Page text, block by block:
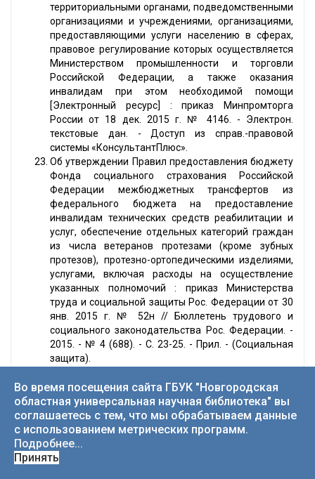
территориальными органами, подведомственными
организациями и учреждениями, организациями,
предоставляющими услуги населению в сферах,
правовое регулирование которых осуществляется
Министерством промышленности и торговли
Российской Федерации, а также оказания
инвалидам при этом необходимой помощи
[Электронный ресурс] : приказ Минпромторга
России от 18 дек. 2015 г. № 4146. - Электрон.
текстовые дан. - Доступ из справ.-правовой
системы «КонсультантПлюс».
Об утверждении Правил предоставления бюджету
Фонда социального страхования Российской
Федерации межбюджетных трансфертов из
федерального бюджета на предоставление
инвалидам технических средств реабилитации и
услуг, обеспечение отдельных категорий граждан
из числа ветеранов протезами (кроме зубных
протезов), протезно-ортопедическими изделиями,
услугами, включая расходы на осуществление
указанных полномочий : приказ Министерства
труда и социальной защиты Рос. Федерации от 30
янв. 2015 г. № 52н // Бюллетень трудового и
социального законодательства Рос. Федерации. -
2015. - № 4 (688). - С. 23-25. - Прил. - (Социальная
защита).
Нормативные правовые акты
Новгородской области
О дополнительных мерах социальной защиты
Во время посещения сайта ГБУК "Новгородская
областная универсальная научная библиотека" вы
соглашаетесь с тем, что мы обрабатываем данные
с использованием метрических программ.
Подробнее...
Принять